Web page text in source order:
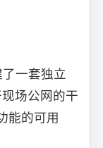
一套独立
场公网的干
能的可用